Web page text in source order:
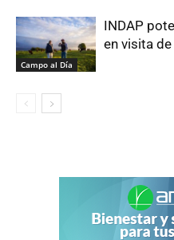
Campo al Día
INDAP
en visita